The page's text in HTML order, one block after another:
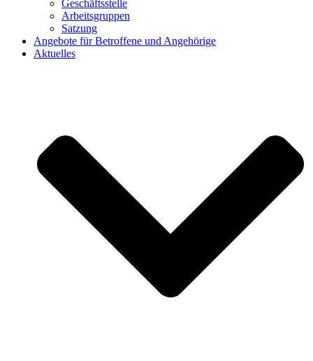
Geschäftsstelle
Arbeitsgruppen
Satzung
Angebote für Betroffene und Angehörige
Aktuelles